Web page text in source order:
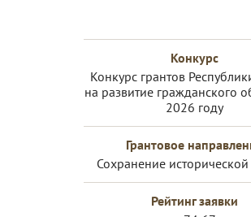
Конкурс
Конкурс грантов
на развитие гражданского
2026 году
Грантовое
Сохранение
Рейтинг заявки